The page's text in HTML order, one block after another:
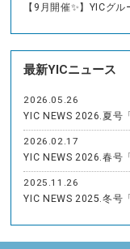
【9月開催✨】YICグ
最新YICニュース
2026.05.26
YIC NEWS 2026.夏号
2026.02.17
YIC NEWS 2026.春号
2025.11.26
YIC NEWS 2025.冬号